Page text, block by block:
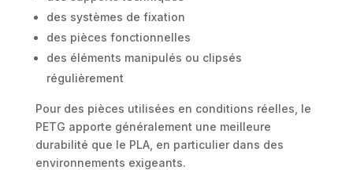
des systèmes de fixation
des pièces fonctionnelles
des éléments manipulés ou clipsés
régulièrement
Pour des pièces utilisées en conditions réelles, le
PETG apporte généralement une meilleure
durabilité que le PLA, en particulier dans des
environnements exigeants.